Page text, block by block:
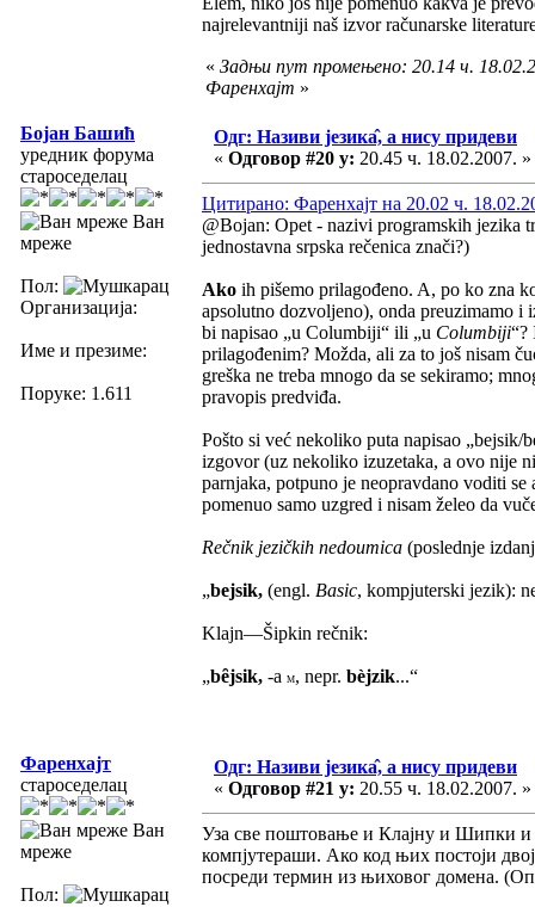
najrelevantniji naš izvor računarske
« Задњи пут промењено: 20.14 ч.
Фаренхајт »
Бојан Башић
уредник форума
староседелац
Ван
мреже
Пол:
Организација:
Име и презиме:
Поруке: 1.611
Одг: Називи језика̂, а нису придеви
« Одговор #20 у: 20.45 ч. 18.02.2007. »
Цитирано: Фаренхајт на 20.02 ч.
@Bojan: Opet - nazivi programskih jezika
jednostavna srpska rečenica znači?)
Ako ih pišemo prilagođeno. A, po ko zna
apsolutno dozvoljeno), onda preuzimamo i
bi napisao „u Columbiji“ ili „u Columbiji“?
prilagođenim? Možda, ali za to još nisam
greška ne treba mnogo da se sekiramo;
pravopis predviđa.
Pošto si već nekoliko puta napisao „bejsik/
izgovor (uz nekoliko izuzetaka, a ovo nije
parnjaka, potpuno je neopravdano voditi
pomenuo samo uzgred i nisam želeo da
Rečnik jezičkih nedoumica (poslednje
„bejsik, (engl. Basic, kompjuterski jezik):
Klajn—Šipkin rečnik:
„bȇjsik, -a M, nepr. bèjzik...“
Фаренхајт
староседелац
Ван
мреже
Пол:
Одг: Називи језика̂, а нису придеви
« Одговор #21 у: 20.55 ч. 18.02.2007. »
Уза све поштовање и Клајну и Шипки и
компјутераши. Ако код њих постоји
посреди термин из њиховог домена.